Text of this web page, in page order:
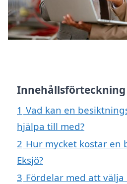
Innehållsförteckning
1 Vad kan en
hjälpa till med?
2 Hur mycket kostar en
Eksjö?
3 Fördelar med att